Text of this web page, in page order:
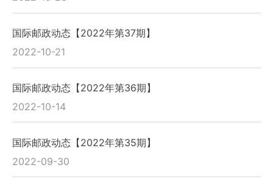
国际邮政动态【2022年第37期】
2022-10-21
国际邮政动态【2022年第36期】
2022-10-14
国际邮政动态【2022年第35期】
2022-09-30